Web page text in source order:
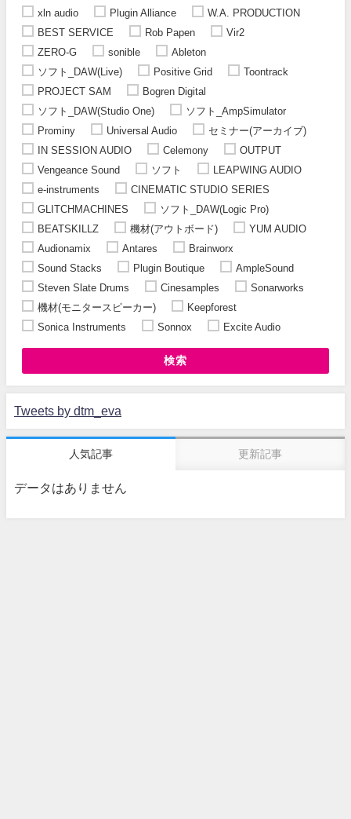
xln audio
Plugin Alliance
W.A. PRODUCTION
BEST SERVICE
Rob Papen
Vir2
ZERO-G
sonible
Ableton
ソフト_DAW(Live)
Positive Grid
Toontrack
PROJECT SAM
Bogren Digital
ソフト_DAW(Studio One)
ソフト_AmpSimulator
Prominy
Universal Audio
セミナー(アーカイブ)
IN SESSION AUDIO
Celemony
OUTPUT
Vengeance Sound
ソフト
LEAPWING AUDIO
e-instruments
CINEMATIC STUDIO SERIES
GLITCHMACHINES
ソフト_DAW(Logic Pro)
BEATSKILLZ
機材(アウトボード)
YUM AUDIO
Audionamix
Antares
Brainworx
Sound Stacks
Plugin Boutique
AmpleSound
Steven Slate Drums
Cinesamples
Sonarworks
機材(モニタースピーカー)
Keepforest
Sonica Instruments
Sonnox Excite Audio
検索
Tweets by dtm_eva
人気記事 更新記事
データはありません